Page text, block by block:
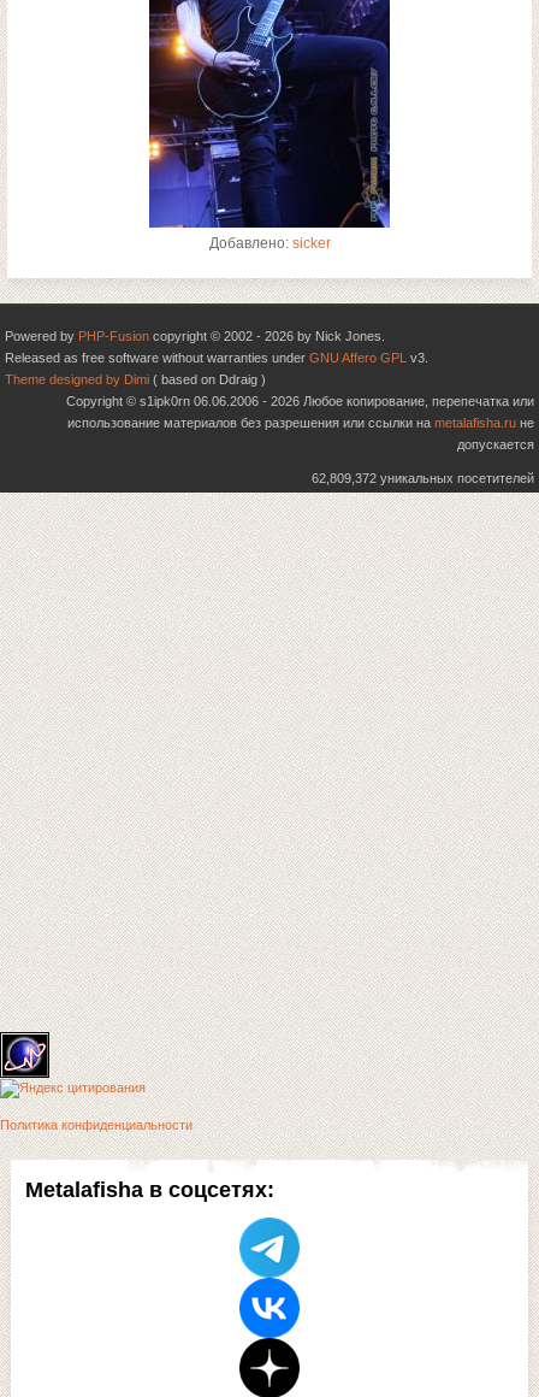
Metalafisha в соцсетях:
Добавлено: sicker
Powered by PHP-Fusion copyright © 2002 - 2026 by Nick Jones.
Released as free software without warranties under GNU Affero GPL v3.
Theme designed by Dimi ( based on Ddraig )
Copyright © s1ipk0rn 06.06.2006 - 2026 Любое копирование, перепечатка или
использование материалов без разрешения или ссылки на metalafisha.ru не
допускается
62,809,372 уникальных посетителей
Политика конфиденциальности